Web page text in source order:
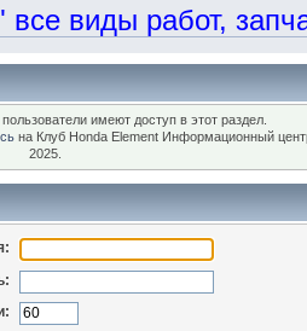
виды работ,
имеют доступ в этот раздел.
на Клуб Honda Element Информационный
2025.